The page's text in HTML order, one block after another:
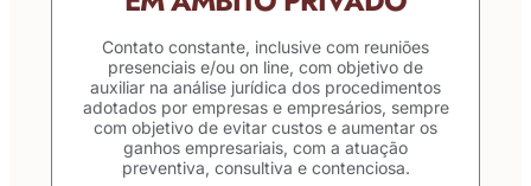
Contato constante, inclusive com reuniões
presenciais e/ou on line, com objetivo de
auxiliar na análise jurídica dos procedimentos
adotados por empresas e empresários, sempre
com objetivo de evitar custos e aumentar os
ganhos empresariais, com a atuação
preventiva, consultiva e contenciosa.